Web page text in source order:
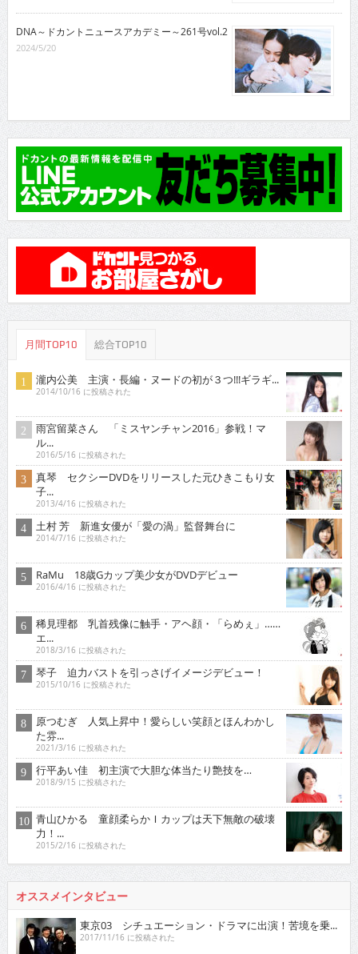
DNA～ドカントニュースアカデミー～261号vol.2
2024/5/20
月間TOP10 総合TOP10
瀧内公美 主演・長編・ヌードの初が３つ!!!ギラギ...
2014/10/16 に投稿された
雨宮留菜さん 「ミスヤンチャン2016」参戦！マ
ル...
2016/5/16 に投稿された
真琴 セクシーDVDをリリースした元ひきこもり女
子...
2013/4/16 に投稿された
土村 芳 新進女優が「愛の渦」監督舞台に
2014/7/16 に投稿された
RaMu 18歳Gカップ美少女がDVDデビュー
2016/4/16 に投稿された
稀見理都 乳首残像に触手・アヘ顔・「らめぇ」……
エ...
2018/3/16 に投稿された
琴子 迫力バストを引っさげイメージデビュー！
2015/10/16 に投稿された
原つむぎ 人気上昇中！愛らしい笑顔とほんわかし
た雰...
2021/3/16 に投稿された
行平あい佳 初主演で大胆な体当たり艶技を…
2018/9/15 に投稿された
青山ひかる 童顔柔らかＩカップは天下無敵の破壊
力！...
2015/2/16 に投稿された
オススメインタビュー
東京03 シチュエーション・ドラマに出演！苦境を乗...
2017/11/16 に投稿された